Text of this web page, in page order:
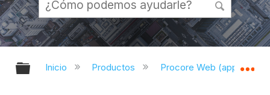
Expandir/contraer jerarquía global
Inicio Productos Procore Web